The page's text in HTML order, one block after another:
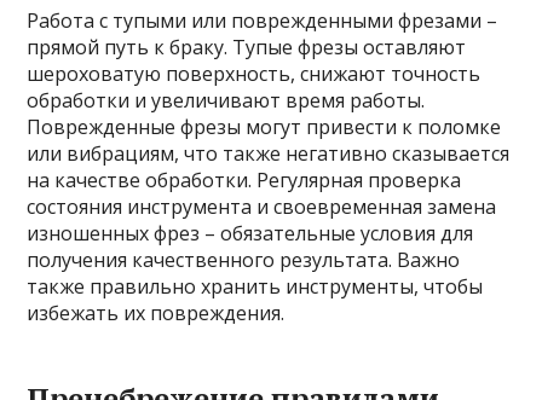
Работа с тупыми или поврежденными фрезами –
прямой путь к браку. Тупые фрезы оставляют
шероховатую поверхность, снижают точность
обработки и увеличивают время работы.
Поврежденные фрезы могут привести к поломке
или вибрациям, что также негативно сказывается
на качестве обработки. Регулярная проверка
состояния инструмента и своевременная замена
изношенных фрез – обязательные условия для
получения качественного результата. Важно
также правильно хранить инструменты, чтобы
избежать их повреждения.